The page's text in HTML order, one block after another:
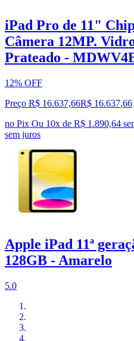
iPad Pro de 11"
Câmera 12MP.
Prateado -
12% OFF
Preço R$ 16.637,66R$ 16.637,66
no Pix Ou 10x de R$ 1.890,64
sem juros
Apple iPad 11ª
128GB - Amarelo
5.0